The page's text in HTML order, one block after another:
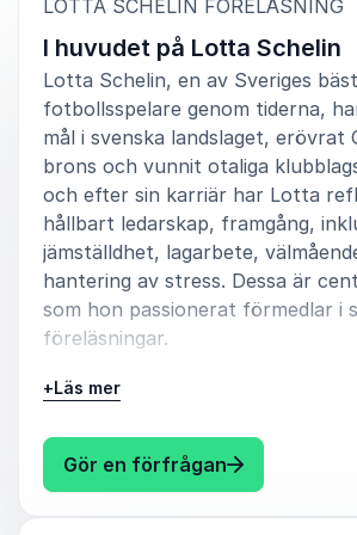
Frida Wennö,
5av5
Lotta var den varmaste och
haft. Så fantastisk personlighet och
MINST lika bra utanför själva
under. För oss var det väldigt
upplevelsen väldigt mycket.
verkligen brydde sig....Hälsa
5av5
LOTTA SCHELIN FÖRELÄSNING
I huvudet på Lotta Schelin
Lotta Schelin, en av Sveriges
fotbollsspelare genom tiderna,
mål i svenska landslaget, erövrat
brons och vunnit otaliga
och efter sin karriär har Lotta
hållbart ledarskap, framgång,
jämställdhet, lagarbete,
hantering av stress. Dessa är
som hon passionerat förmedlar i
föreläsningar.
I föreläsningen får du:
inom sport.
+Läs mer
Gör en förfrågan: Lotta